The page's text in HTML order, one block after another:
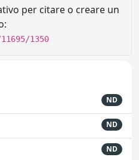
per citare o creare un
1350
ND
ND
ND